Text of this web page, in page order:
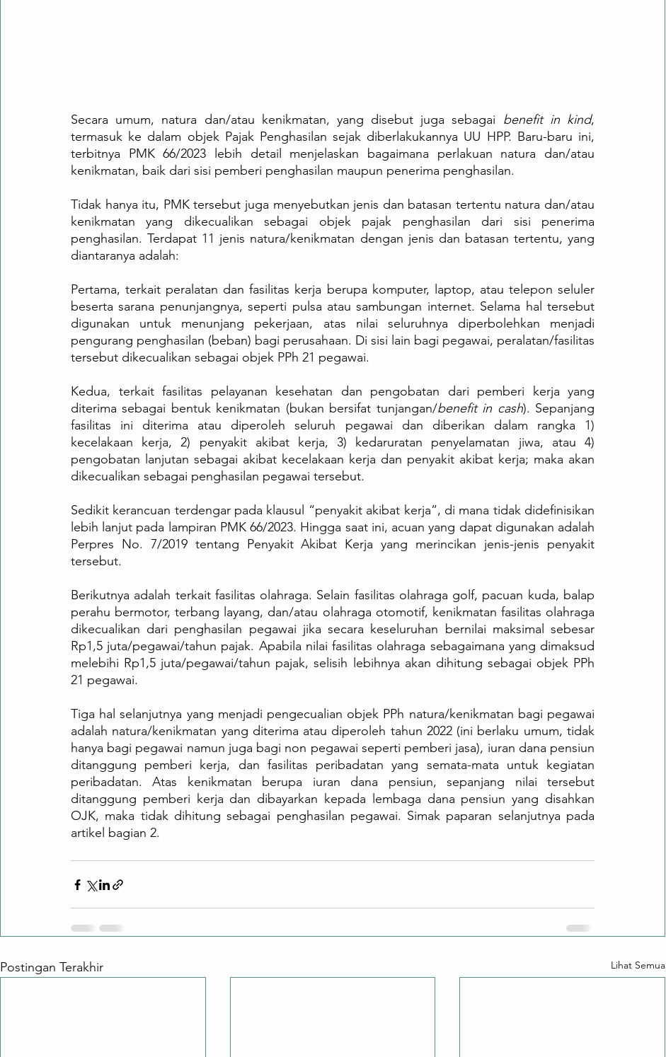
Secara umum, natura dan/atau kenikmatan, yang disebut juga sebagai benefit in kind,
termasuk ke dalam objek Pajak Penghasilan sejak diberlakukannya UU HPP. Baru-baru ini,
terbitnya PMK 66/2023 lebih detail menjelaskan bagaimana perlakuan natura dan/atau
kenikmatan, baik dari sisi pemberi penghasilan maupun penerima penghasilan.
Tidak hanya itu, PMK tersebut juga menyebutkan jenis dan batasan tertentu natura dan/atau
kenikmatan yang dikecualikan sebagai objek pajak penghasilan dari sisi penerima
penghasilan. Terdapat 11 jenis natura/kenikmatan dengan jenis dan batasan tertentu, yang
diantaranya adalah:
Pertama, terkait peralatan dan fasilitas kerja berupa komputer, laptop, atau telepon seluler
beserta sarana penunjangnya, seperti pulsa atau sambungan internet. Selama hal tersebut
digunakan untuk menunjang pekerjaan, atas nilai seluruhnya diperbolehkan menjadi
pengurang penghasilan (beban) bagi perusahaan. Di sisi lain bagi pegawai, peralatan/fasilitas
tersebut dikecualikan sebagai objek PPh 21 pegawai.
Kedua, terkait fasilitas pelayanan kesehatan dan pengobatan dari pemberi kerja yang
diterima sebagai bentuk kenikmatan (bukan bersifat tunjangan/benefit in cash). Sepanjang
fasilitas ini diterima atau diperoleh seluruh pegawai dan diberikan dalam rangka 1)
kecelakaan kerja, 2) penyakit akibat kerja, 3) kedaruratan penyelamatan jiwa, atau 4)
pengobatan lanjutan sebagai akibat kecelakaan kerja dan penyakit akibat kerja; maka akan
dikecualikan sebagai penghasilan pegawai tersebut.
Sedikit kerancuan terdengar pada klausul “penyakit akibat kerja”, di mana tidak didefinisikan
lebih lanjut pada lampiran PMK 66/2023. Hingga saat ini, acuan yang dapat digunakan adalah
Perpres No. 7/2019 tentang Penyakit Akibat Kerja yang merincikan jenis-jenis penyakit
tersebut.
Berikutnya adalah terkait fasilitas olahraga. Selain fasilitas olahraga golf, pacuan kuda, balap
perahu bermotor, terbang layang, dan/atau olahraga otomotif, kenikmatan fasilitas olahraga
dikecualikan dari penghasilan pegawai jika secara keseluruhan bernilai maksimal sebesar
Rp1,5 juta/pegawai/tahun pajak. Apabila nilai fasilitas olahraga sebagaimana yang dimaksud
melebihi Rp1,5 juta/pegawai/tahun pajak, selisih lebihnya akan dihitung sebagai objek PPh
21 pegawai.
Tiga hal selanjutnya yang menjadi pengecualian objek PPh natura/kenikmatan bagi pegawai
adalah natura/kenikmatan yang diterima atau diperoleh tahun 2022 (ini berlaku umum, tidak
hanya bagi pegawai namun juga bagi non pegawai seperti pemberi jasa), iuran dana pensiun
ditanggung pemberi kerja, dan fasilitas peribadatan yang semata-mata untuk kegiatan
peribadatan. Atas kenikmatan berupa iuran dana pensiun, sepanjang nilai tersebut
ditanggung pemberi kerja dan dibayarkan kepada lembaga dana pensiun yang disahkan
OJK, maka tidak dihitung sebagai penghasilan pegawai. Simak paparan selanjutnya pada
artikel bagian 2.
Postingan Terakhir Lihat Semua